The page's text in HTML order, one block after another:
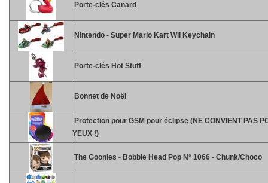
Porte-clés Canard
Nintendo - Super Mario Kart Wii Keychain
Porte-clés Hot Stuff
Bonnet de Noël
Protection pour GSM pour éclipse (NE CONVIENT PAS
YEUX !)
The Goonies - Bobble Head Pop N° 1066 - Chunk/Choco